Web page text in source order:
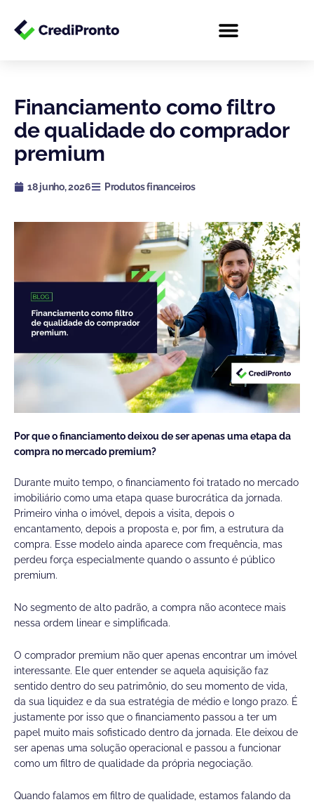
para
Financiamento como filtro
de qualidade do comprador
premium
18 junho, 2026 Produtos financeiros
Por que o financiamento deixou de ser apenas uma etapa da
compra no mercado premium?
Durante muito tempo, o financiamento foi tratado no mercado
imobiliário como uma etapa quase burocrática da jornada.
Primeiro vinha o imóvel, depois a visita, depois o
encantamento, depois a proposta e, por fim, a estrutura da
compra. Esse modelo ainda aparece com frequência, mas
perdeu força especialmente quando o assunto é público
premium.
No segmento de alto padrão, a compra não acontece mais
nessa ordem linear e simplificada.
O comprador premium não quer apenas encontrar um imóvel
interessante. Ele quer entender se aquela aquisição faz
sentido dentro do seu patrimônio, do seu momento de vida,
da sua liquidez e da sua estratégia de médio e longo prazo. É
justamente por isso que o financiamento passou a ter um
papel muito mais sofisticado dentro da jornada. Ele deixou de
ser apenas uma solução operacional e passou a funcionar
como um filtro de qualidade da própria negociação.
Quando falamos em filtro de qualidade, estamos falando da